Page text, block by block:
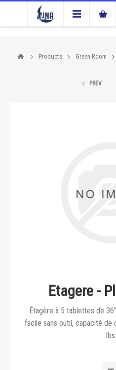
Products Green Room
PREV
Etagere -
Étagère à 5 tablettes de
facile sans outil, capacité de
lbs